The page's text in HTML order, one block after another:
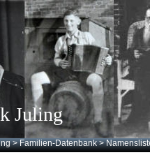
Juling
>Familien-Datenbank >